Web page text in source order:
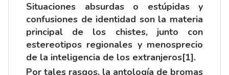
Situaciones absurdas o estúpidas y
confusiones de identidad son la materia
principal de los chistes, junto con
estereotipos regionales y menosprecio
de la inteligencia de los extranjeros[1].
Por tales rasgos, la antología de bromas